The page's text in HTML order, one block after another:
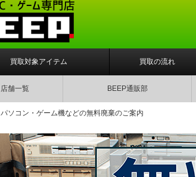
買取対象アイテム 買取の流れ
店舗一覧 BEEP通販部
パソコン・ゲーム機などの無料廃棄のご案内